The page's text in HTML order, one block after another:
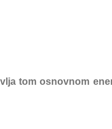
tom osnovnom